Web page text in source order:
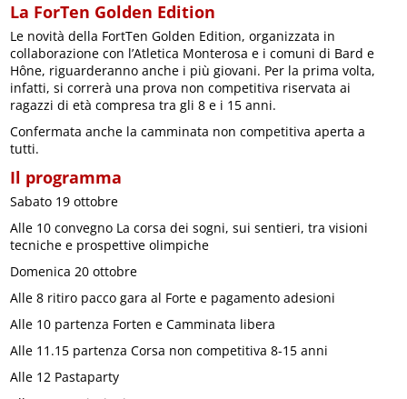
La ForTen Golden Edition
Le novità della FortTen Golden Edition, organizzata in
collaborazione con l’Atletica Monterosa e i comuni di Bard e
Hône, riguarderanno anche i più giovani. Per la prima volta,
infatti, si correrà una prova non competitiva riservata ai
ragazzi di età compresa tra gli 8 e i 15 anni.
Confermata anche la camminata non competitiva aperta a
tutti.
Il programma
Sabato 19 ottobre
Alle 10 convegno La corsa dei sogni, sui sentieri, tra visioni
tecniche e prospettive olimpiche
Domenica 20 ottobre
Alle 8 ritiro pacco gara al Forte e pagamento adesioni
Alle 10 partenza Forten e Camminata libera
Alle 11.15 partenza Corsa non competitiva 8-15 anni
Alle 12 Pastaparty